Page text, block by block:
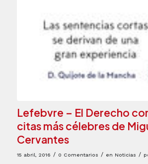
Lefebvre – El Derecho
citas más célebres de
Cervantes
15 abril, 2016 / 0 Comentarios / en Noticias /